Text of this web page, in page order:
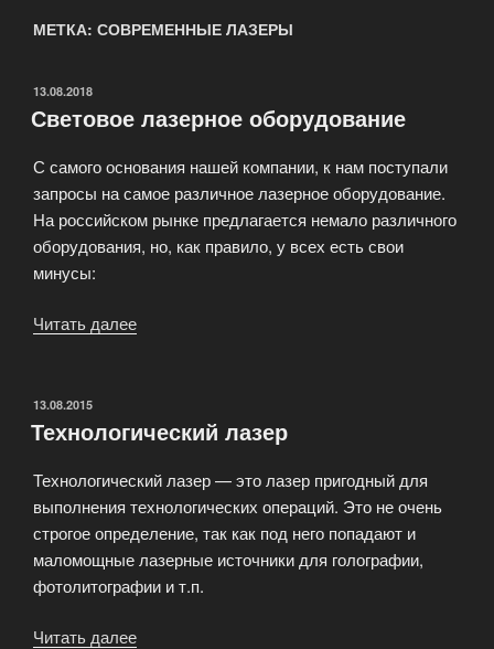
МЕТКА: СОВРЕМЕННЫЕ ЛАЗЕРЫ
ОПУБЛИКОВАНО
13.08.2018
Световое лазерное оборудование
С самого основания нашей компании, к нам поступали
запросы на самое различное лазерное оборудование.
На российском рынке предлагается немало различного
оборудования, но, как правило, у всех есть свои
минусы:
Читать далее
ОПУБЛИКОВАНО
13.08.2015
Технологический лазер
Технологический лазер — это лазер пригодный для
выполнения технологических операций. Это не очень
строгое определение, так как под него попадают и
маломощные лазерные источники для голографии,
фотолитографии и т.п.
Читать далее